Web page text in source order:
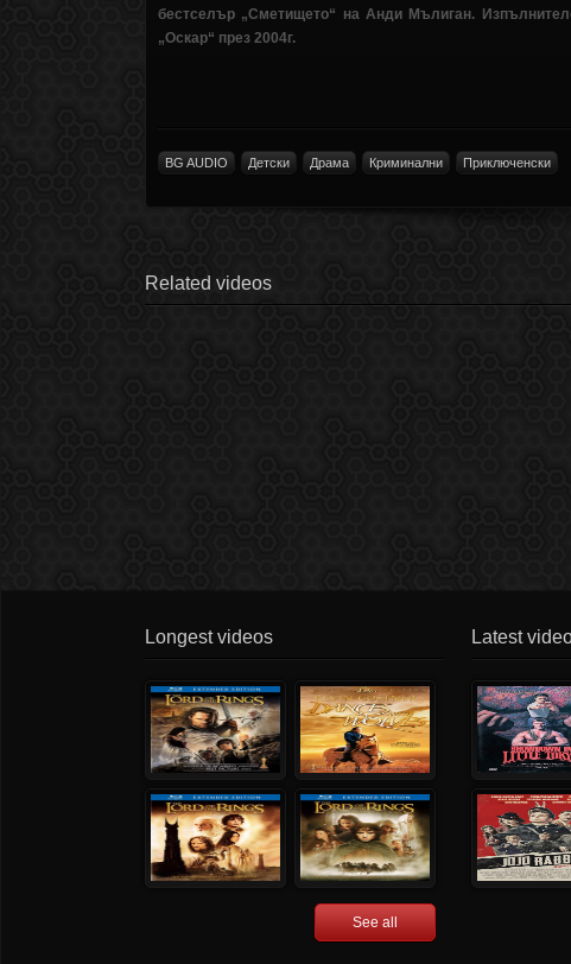
бестселър „Сметището“ на Анди Мълиган.
„Оскар“ през 2004г.
BG AUDIO Детски Драма Криминални Приключенски
Related videos
Longest videos
See all
Latest